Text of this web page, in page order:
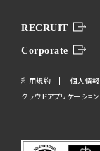
RECRUIT
Corporate
利用規約 個人情
クラウドアプリケーシ